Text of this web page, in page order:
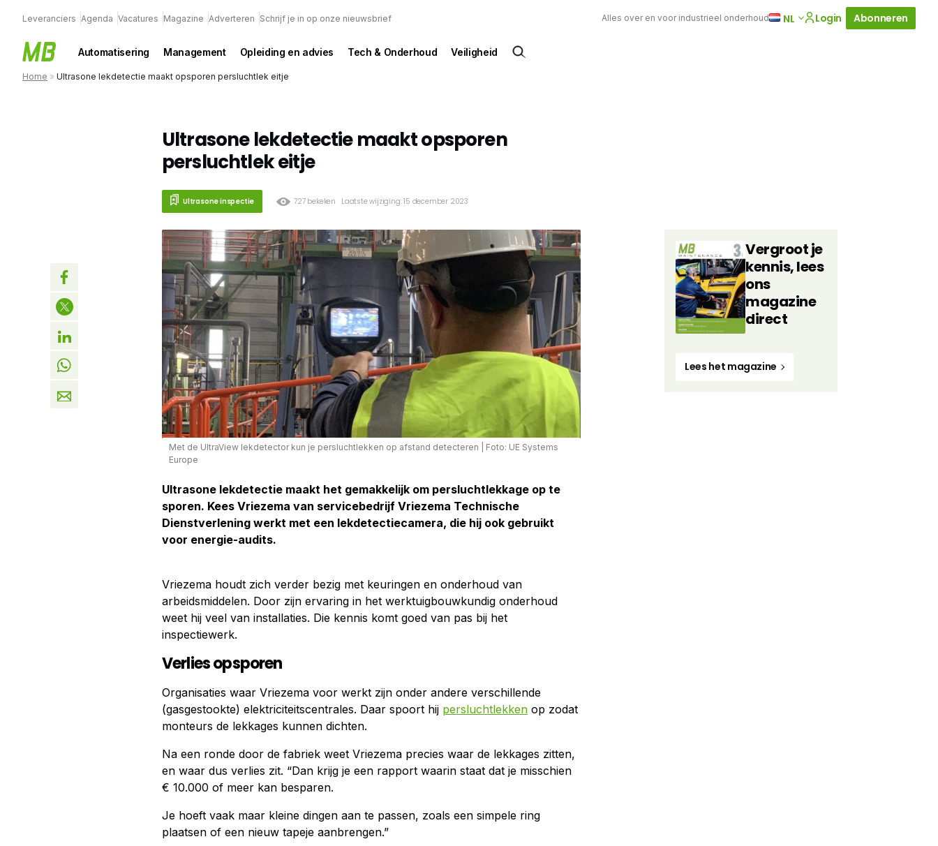
Leveranciers Agenda Vacatures Magazine Adverteren Schrijf je in op onze nieuwsbrief Alles over en voor industrieel onderhoud NL Login Abonneren
Automatisering Management Opleiding en advies Tech & Onderhoud Veiligheid
Home » Ultrasone lekdetectie maakt opsporen persluchtlek eitje
Ultrasone lekdetectie maakt opsporen
persluchtlek eitje
Ultrasone inspectie 727 bekeken Laatste wijziging: 15 december 2023
Met de UltraView lekdetector kun je persluchtlekken op afstand detecteren
Foto: UE Systems
Europe
Ultrasone lekdetectie maakt het gemakkelijk om persluchtlekkage op te
sporen. Kees Vriezema van servicebedrijf ­Vriezema Technische
Dienstverlening werkt met een lekdetectiecamera, die hij ook gebruikt
voor energie-audits.
Vriezema houdt zich verder bezig met keuringen en onderhoud van
arbeidsmiddelen. Door zijn ervaring in het werktuigbouwkundig onderhoud
weet hij veel van installaties. Die kennis komt goed van pas bij het
inspectiewerk.
Verlies opsporen
Organisaties waar Vriezema voor werkt zijn onder andere verschillende
(gasgestookte) elektriciteitscentrales. Daar spoort hij persluchtlekken op zodat
monteurs de lekkages kunnen dichten.
Na een ronde door de fabriek weet Vriezema precies waar de lekkages zitten,
en waar dus verlies zit. “Dan krijg je een rapport waarin staat dat je misschien
€ 10.000 of meer kan besparen.
Je hoeft vaak maar kleine dingen aan te passen, zoals een simpele ring
plaatsen of een nieuw tapeje aanbrengen.”
Vergroot je
kennis, lees
ons
magazine
direct
Lees het magazine